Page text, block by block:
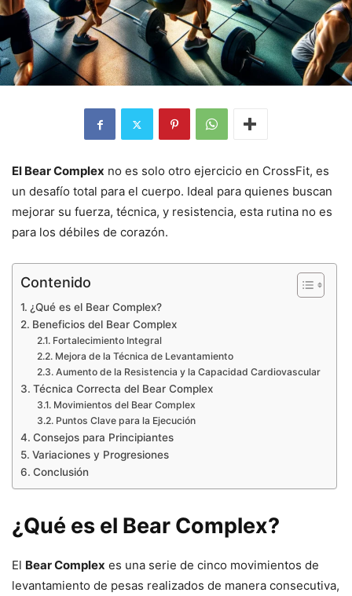
El Bear Complex no es solo otro ejercicio en CrossFit, es
un desafío total para el cuerpo. Ideal para quienes buscan
mejorar su fuerza, técnica, y resistencia, esta rutina no es
para los débiles de corazón.
Contenido
¿Qué es el Bear Complex?
Beneficios del Bear Complex
Fortalecimiento Integral
Mejora de la Técnica de Levantamiento
Aumento de la Resistencia y la Capacidad Cardiovascular
Técnica Correcta del Bear Complex
Movimientos del Bear Complex
Puntos Clave para la Ejecución
Consejos para Principiantes
Variaciones y Progresiones
Conclusión
¿Qué es el Bear Complex?
El Bear Complex es una serie de cinco movimientos de
levantamiento de pesas realizados de manera consecutiva,